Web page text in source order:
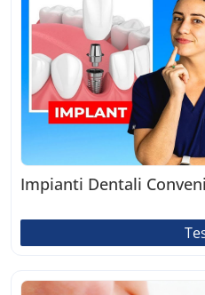
Impianti Dentali